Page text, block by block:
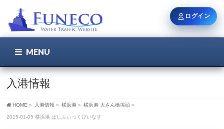
MENU
入港情報
HOME » 入港情報 » 横浜港 » 横浜港 大さん橋埠頭 »
2015-01-05 横浜港 ぱしふぃっくびいなす
ログイン
ユーザー名 / メール